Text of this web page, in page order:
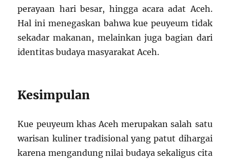
perayaan hari besar, hingga acara adat Aceh.
Hal ini menegaskan bahwa kue peuyeum tidak
sekadar makanan, melainkan juga bagian dari
identitas budaya masyarakat Aceh.
Kesimpulan
Kue peuyeum khas Aceh merupakan salah satu
warisan kuliner tradisional yang patut dihargai
karena mengandung nilai budaya sekaligus cita